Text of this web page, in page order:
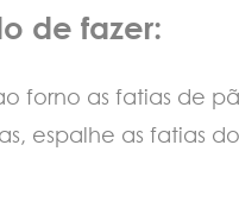
de fazer:
forno as fatias de
espalhe as fatias